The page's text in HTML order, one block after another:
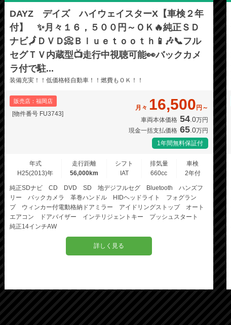
DAYZ デイズ ハイウェイスターX【車検２年
付】 ✨月々１６，５００円～ＯＫ🔥純正ＳＤ
ナビ🗾ＤＶＤ📀Ｂｌｕｅｔｏｏｔｈ📱🎶📞フル
セグＴＶ内蔵型📺走行中視聴可能👀バックカメ
ラ付で駐...
装備充実！！低価格軽自動車！！燃費もＯＫ！！
販売店：福岡店
[物件番号 FU3743]
月々 16,500 円～
車両本体価格 54.0万円
現金一括支払価格 65.0万円
1年間無料保証付
年式
H25(2013)年
走行距離
56,000km
シフト
IAT
排気量
660cc
車検
2年付
純正SDナビ CD DVD SD 地デジフルセグ Bluetooth ハンズフ
リー バックカメラ 革巻ハンドル HIDヘッドライト フォグラン
プ ウィンカー付電動格納ドアミラー アイドリングストップ オート
エアコン ドアバイザー インテリジェントキー プッシュスタート
純正14インチAW
詳しく見る